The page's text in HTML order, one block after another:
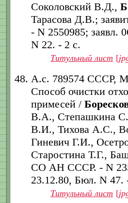
Соколовский В.Д.,
Тарасова Д.В.;
- N 2550985; заявл.
N 22. - 2 с.
Титульный лист [
А.с. 789574 СССР,
Способ очистки
примесей /
В.А., Степашкина
В.И., Тихова А.С.,
Гиневич Г.И.,
Старостина Т.Г.,
СО АН СССР. - N
23.12.80, Бюл. N 47.
Титульный лист [